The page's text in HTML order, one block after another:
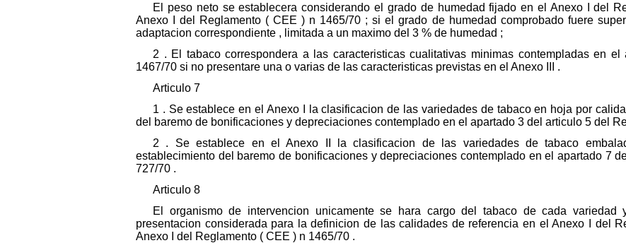
El peso neto se establecera considerando el grado de humedad fijado en el Anexo I del
Anexo I del Reglamento ( CEE ) n 1465/70 ; si el grado de humedad comprobado fuere
adaptacion correspondiente , limitada a un maximo del 3 % de humedad ;
2 . El tabaco correspondera a las caracteristicas cualitativas minimas contempladas en
1467/70 si no presentare una o varias de las caracteristicas previstas en el Anexo III .
Articulo 7
1 . Se establece en el Anexo I la clasificacion de las variedades de tabaco en hoja por
del baremo de bonificaciones y depreciaciones contemplado en el apartado 3 del articulo 5 del
2 . Se establece en el Anexo II la clasificacion de las variedades de tabaco
establecimiento del baremo de bonificaciones y depreciaciones contemplado en el apartado 7
727/70 .
Articulo 8
El organismo de intervencion unicamente se hara cargo del tabaco de cada
presentacion considerada para la definicion de las calidades de referencia en el Anexo I del
Anexo I del Reglamento ( CEE ) n 1465/70 .